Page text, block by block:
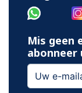
Mis geen
abonneer